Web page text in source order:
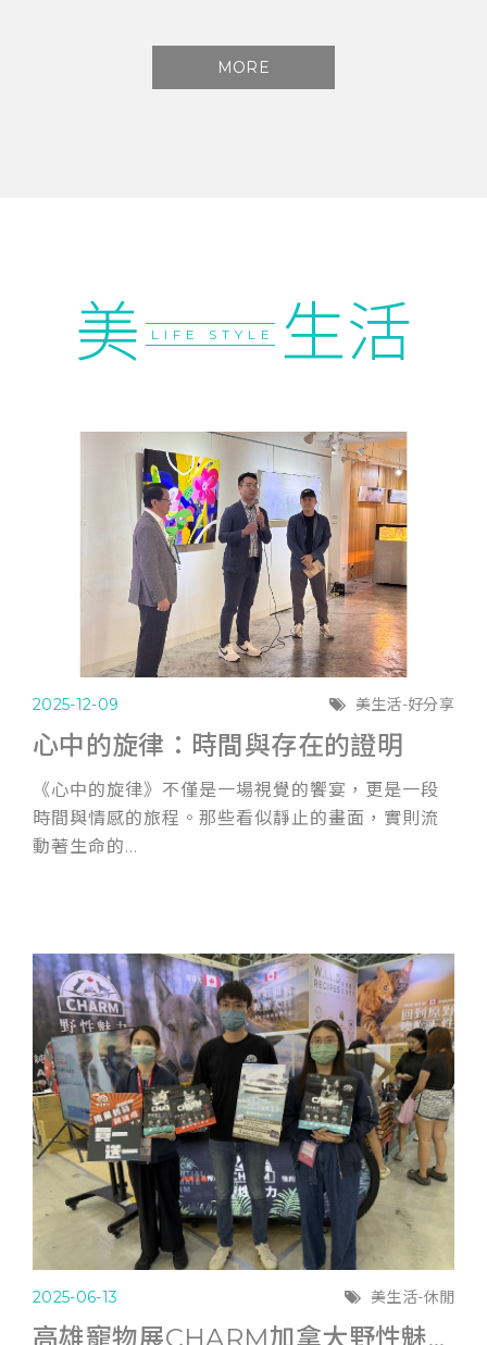
MORE
美 LIFE STYLE 生活
2025-12-09 美生活-好分享
心中的旋律：時間與存在的證明
《心中的旋律》不僅是一場視覺的饗宴，更是一段
時間與情感的旅程。那些看似靜止的畫面，實則流
動著生命的...
2025-06-13 美生活-休閒
高雄寵物展CHARM加拿大野性魅力滿6千送遊艇體驗